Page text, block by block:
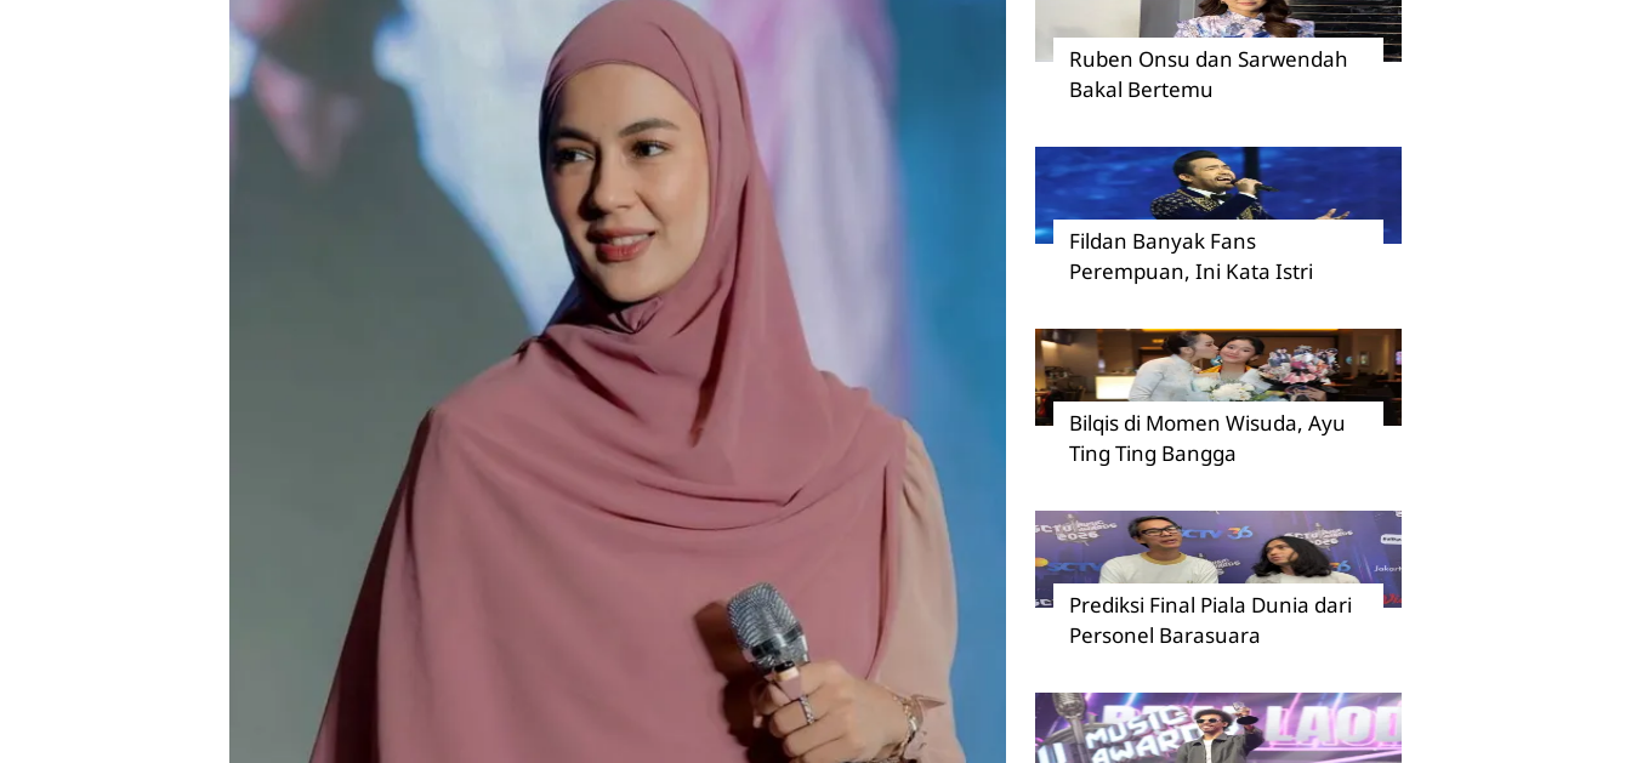
Ruben Onsu dan Sarwendah
Bakal Bertemu
Fildan Banyak Fans
Perempuan, Ini Kata Istri
Bilqis di Momen Wisuda, Ayu
Ting Ting Bangga
Prediksi Final Piala Dunia dari
Personel Barasuara